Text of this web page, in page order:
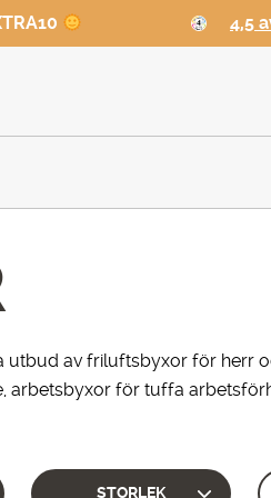
4,5
av friluftsbyxor för herr
arbetsbyxor för tuffa
STORLEK